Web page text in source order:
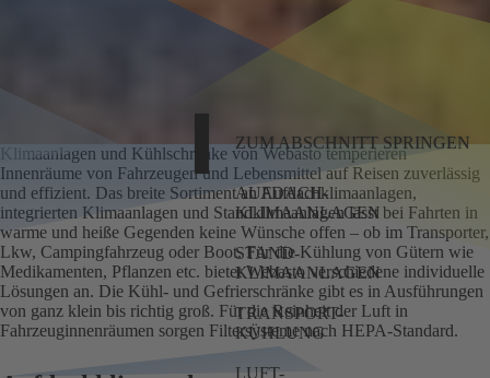
ZUM ABSCHNITT SPRINGEN
AUFDACH-
KLIMAANLAGEN
STAND-
KLIMAANLAGEN
TRANSPORT-
KÜHLUNG
LUFT-
Klimaanlagen und Kühlschränke von Webasto temperieren
Innenräume von Fahrzeugen und Lebensmittel auf Reisen zuverlässig
und effizient. Das breite Sortiment an Aufdachklimaanlagen,
integrierten Klimaanlagen und Standklimaanlagen lässt bei Fahrten in
warme und heiße Gegenden keine Wünsche offen – ob im Transporter,
Lkw, Campingfahrzeug oder Boot. Für die Kühlung von Gütern wie
Medikamenten, Pflanzen etc. bietet Webasto verschiedene individuelle
Lösungen an. Die Kühl- und Gefrierschränke gibt es in Ausführungen
von ganz klein bis richtig groß. Für die Reinheit der Luft in
Fahrzeuginnenräumen sorgen Filtersysteme nach HEPA-Standard.